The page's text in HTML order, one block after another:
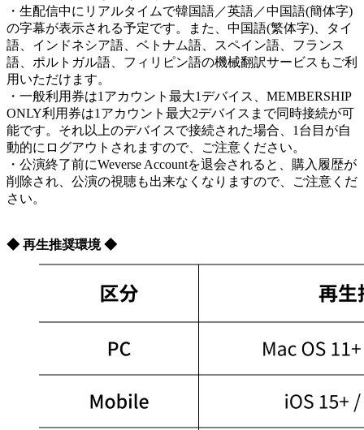
・生配信中にリアルタイムで韓国語／英語／中国語(簡体字)
の字幕が表示される予定です。また、中国語(繁体字)、タイ
語、インドネシア語、ベトナム語、スペイン語、フランス
語、ポルトガル語、フィリピン語の機械翻訳サービスもご利
用いただけます。
・一般利用券は1アカウント最大1デバイス、MEMBERSHIP
ONLY利用券は1アカウント最大2デバイスまで同時接続が可
能です。それ以上のデバイスで接続された場合、1台目が自
動的にログアウトされますので、ご注意ください。
・公演終了前にWeverse Accountを退会されると、購入履歴が
削除され、公演の視聴も出来なくなりますので、ご注意くだ
さい。
◆ 再生推奨環境 ◆